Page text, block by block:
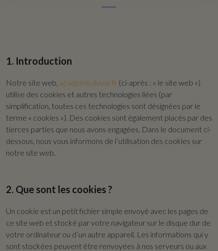
1. Introduction
Notre site web, academieduvar.fr (ci-après : « le site web »)
utilise des cookies et autres technologies liées (par
simplification, toutes ces technologies sont désignées par le
terme « cookies »). Des cookies sont également placés par des
tierces parties que nous avons engagées. Dans le document ci-
dessous, nous vous informons de l’utilisation des cookies sur
notre site web.
2. Que sont les cookies ?
Un cookie est un petit fichier simple envoyé avec les pages de
ce site web et stocké par votre navigateur sur le disque dur de
votre ordinateur ou d’un autre appareil. Les informations qui y
sont stockées peuvent être renvoyées à nos serveurs ou aux